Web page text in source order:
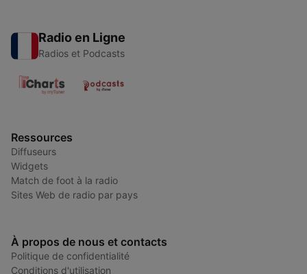
Radio en Ligne
Radios et Podcasts
Ressources
Diffuseurs
Widgets
Match de foot à la radio
Sites Web de radio par pays
À propos de nous et contacts
Politique de confidentialité
Conditions d'utilisation